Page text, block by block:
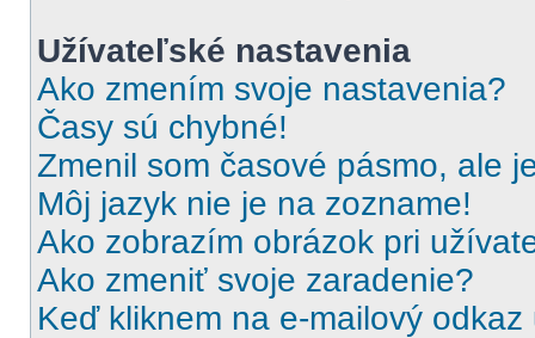
Užívateľské nastavenia
Ako zmením svoje nastavenia?
Časy sú chybné!
Zmenil som časové pásmo, ale
Môj jazyk nie je na zozname!
Ako zobrazím obrázok pri
Ako zmeniť svoje zaradenie?
Keď kliknem na e-mailový